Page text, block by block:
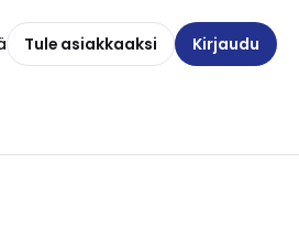
Tule asiakkaaksi Kirjaudu